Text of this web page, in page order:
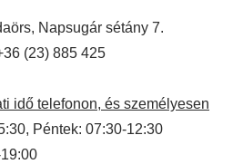
Napsugár sétány 7.
(23) 885 425
idő telefonon, és személyesen
Péntek: 07:30-12:30